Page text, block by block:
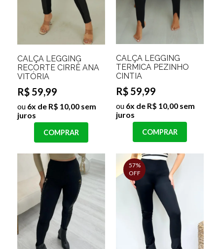
CALÇA LEGGING
RECORTE CIRRÊ ANA
VITÓRIA
R$ 59,99
ou 6x de R$ 10,00 sem
juros
COMPRAR
CALÇA LEGGING
TERMICA PEZINHO
CINTIA
R$ 59,99
ou 6x de R$ 10,00 sem
juros
COMPRAR
57%
OFF